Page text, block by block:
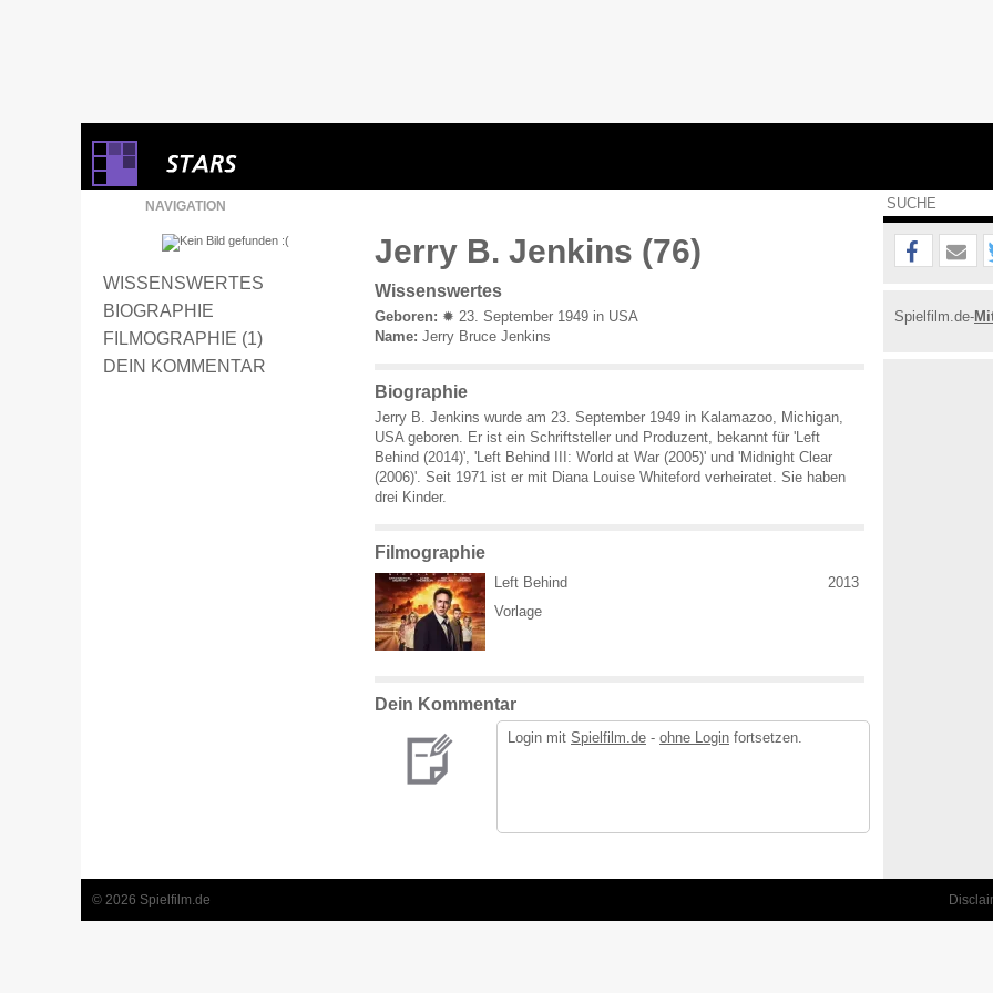
NAVIGATION
WISSENSWERTES
BIOGRAPHIE
FILMOGRAPHIE (1)
DEIN KOMMENTAR
Jerry B. Jenkins (76)
Wissenswertes
Geboren: ✹ 23. September 1949 in USA
Name: Jerry Bruce Jenkins
Biographie
Jerry B. Jenkins wurde am 23. September 1949 in Kalamazoo, Michigan,
USA geboren. Er ist ein Schriftsteller und Produzent, bekannt für 'Left
Behind (2014)', 'Left Behind III: World at War (2005)' und 'Midnight Clear
(2006)'. Seit 1971 ist er mit Diana Louise Whiteford verheiratet. Sie haben
drei Kinder.
Filmographie
Left Behind
Vorlage
2013
Dein Kommentar
Login mit Spielfilm.de - ohne Login fortsetzen.
Spielfilm.de-
© 2026 Spielfilm.de